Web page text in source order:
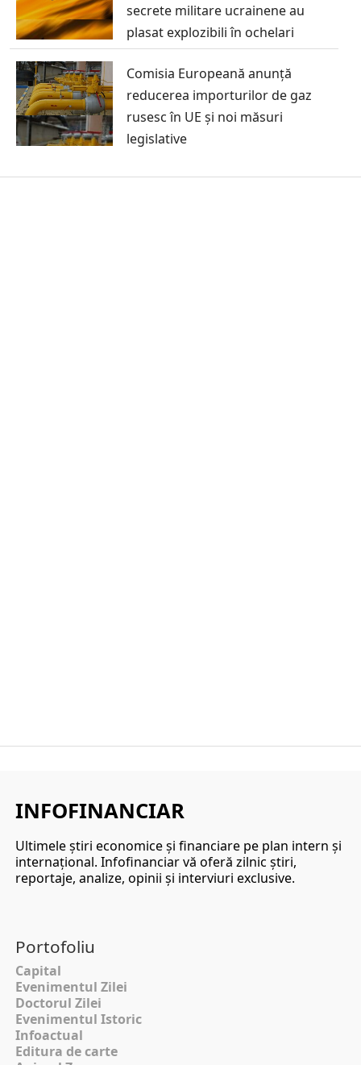
secrete militare ucrainene au
plasat explozibili în ochelari
Comisia Europeană anunță
reducerea importurilor de gaz
rusesc în UE și noi măsuri
legislative
INFOFINANCIAR
Ultimele ştiri economice şi financiare pe plan intern şi
internaţional. Infofinanciar vă oferă zilnic ştiri,
reportaje, analize, opinii şi interviuri exclusive.
Portofoliu
Capital
Evenimentul Zilei
Doctorul Zilei
Evenimentul Istoric
Infoactual
Editura de carte